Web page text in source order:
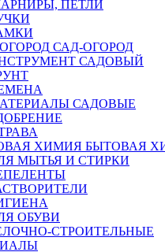
ПЕТЛИ
САД-ОГОРОД
САДОВЫЙ
САДОВЫЕ
БЫТОВАЯ
МЫТЬЯ И СТИРКИ
ОБУВИ